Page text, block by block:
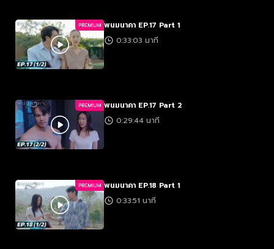
PREMIUM พนมนาคา EP.17 Part 1
0:33:03 นาที
PREMIUM พนมนาคา EP.17 Part 2
0:29:44 นาที
PREMIUM พนมนาคา EP.18 Part 1
0:33:51 นาที